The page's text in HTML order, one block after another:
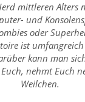
mittleren Alters
und
oder
ist
kann man
nehmt Euch
Weilchen.